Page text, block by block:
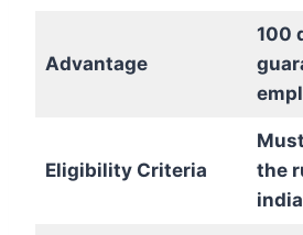
Advantage
100
Eligibility Criteria
the
india